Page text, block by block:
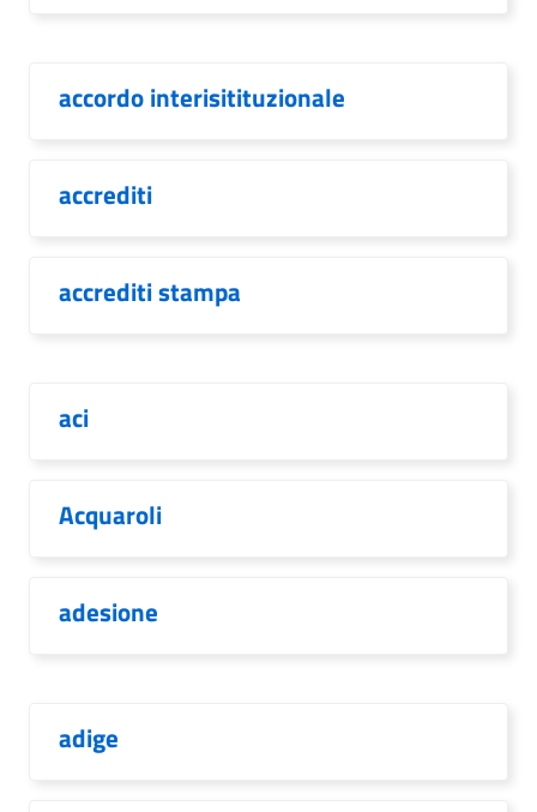
accordo interisitituzionale
accrediti
accrediti stampa
aci
Acquaroli
adesione
adige